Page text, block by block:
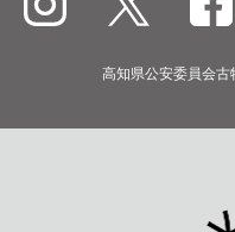
高知県公安委員会古